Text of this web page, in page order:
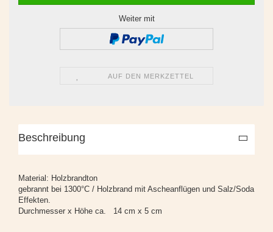
Weiter mit
AUF DEN MERKZETTEL
Beschreibung
Material: Holzbrandton
gebrannt bei 1300°C / Holzbrand mit Ascheanflügen und Salz/Soda
Effekten.
Durchmesser x Höhe ca. 14 cm x 5 cm